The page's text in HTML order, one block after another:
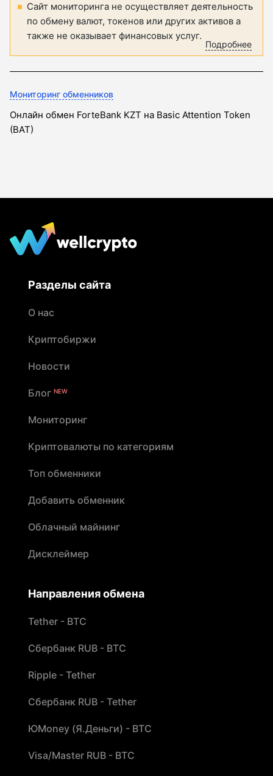
Сайт мониторинга не осуществляет деятельность
по обмену валют, токенов или других активов а
также не оказывает финансовых услуг.
Подробнее
Мониторинг обменников
Онлайн обмен ForteBank KZT на Basic Attention Token
(BAT)
Разделы сайта
О нас
Криптобиржи
Новости
Блог NEW
Мониторинг
Криптовалюты по категориям
Топ обменники
Добавить обменник
Облачный майнинг
Дисклеймер
Направления обмена
Tether - BTC
Сбербанк RUB - BTC
Ripple - Tether
Сбербанк RUB - Tether
ЮMoney (Я.Деньги) - BTC
Visa/Master RUB - BTC